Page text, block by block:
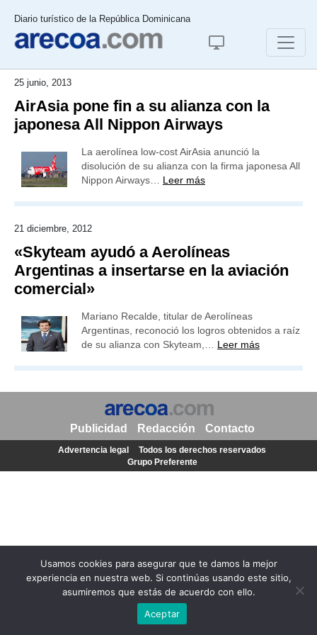
Diario turístico de la República Dominicana
25 junio, 2013
AirAsia pone fin a su alianza con la
japonesa All Nippon Airways
La aerolínea low-cost AirAsia anunció la
disolución de su alianza con la firma japonesa All
Nippon Airways… Leer más
21 diciembre, 2012
«Skyteam ayudó a Aerolíneas
Argentinas a insertarse en la aviación
comercial»
Mariano Recalde, titular de Aerolíneas
Argentinas, reconoció los logros obtenidos a raíz
de su alianza con Skyteam,… Leer más
Usamos cookies para asegurar que te damos la mejor
experiencia en nuestra web. Si continúas usando este sitio,
asumiremos que estás de acuerdo con ello.
Aceptar
Publicidad Redacción Contacto
Advertencia legal
Todos los derechos reservados
Grupo Preferente